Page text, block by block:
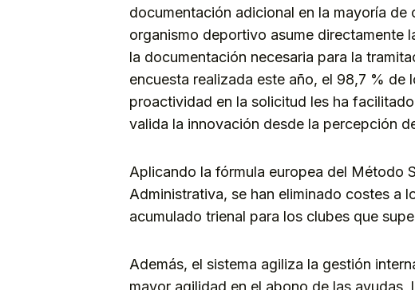
documentación adicional en la mayoría
organismo deportivo asume directamente
la documentación necesaria para la
encuesta realizada este año, el 98,7 % de
proactividad en la solicitud les ha
valida la innovación desde la percepción
Aplicando la fórmula europea del Método
Administrativa, se han eliminado costes a
acumulado trienal para los clubes que
Además, el sistema agiliza la gestión
mayor agilidad en el abono de las